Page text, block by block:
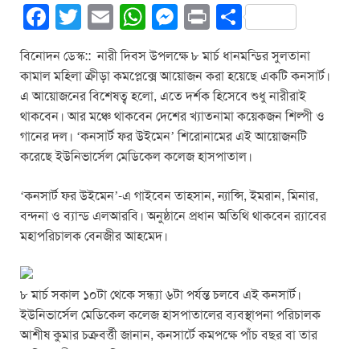
F
c
e
b
o
o
k
T
tt
er
E
m
ail
W
h
at
s
A
p
p
M
ss
e
n
g
er
Pr
in
t
S
h
ar
e
বিনোদন ডেস্ক:: নারী দিবস উপলক্ষে ৮ মার্চ ধানমন্ডির সুলতানা
কামাল মহিলা ক্রীড়া কমপ্লেক্সে আয়োজন করা হয়েছে একটি কনসার্ট।
এ আয়োজনের বিশেষত্ব হলো, এতে দর্শক হিসেবে শুধু নারীরাই
থাকবেন। আর মঞ্চে থাকবেন দেশের খ্যাতনামা কয়েকজন শিল্পী ও
গানের দল। ‘কনসার্ট ফর উইমেন’ শিরোনামের এই আয়োজনটি
করেছে ইউনিভার্সেল মেডিকেল কলেজ হাসপাতাল।
‘কনসার্ট ফর উইমেন’-এ গাইবেন তাহসান, ন্যান্সি, ইমরান, মিনার,
বন্দনা ও ব্যান্ড এলআরবি। অনুষ্ঠানে প্রধান অতিথি থাকবেন র‍্যাবের
মহাপরিচালক বেনজীর আহমেদ।
৮ মার্চ সকাল ১০টা থেকে সন্ধ্যা ৬টা পর্যন্ত চলবে এই কনসার্ট।
ইউনিভার্সেল মেডিকেল কলেজ হাসপাতালের ব্যবস্থাপনা পরিচালক
আশীষ কুমার চক্রবর্ত্তী জানান, কনসার্টে কমপক্ষে পাঁচ বছর বা তার